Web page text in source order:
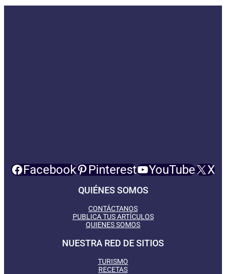
Facebook Pinterest YouTube X
QUIÉNES SOMOS
CONTÁCTANOS
PUBLICA TUS ARTÍCULOS
QUIENES SOMOS
NUESTRA RED DE SITIOS
TURISMO
RECETAS